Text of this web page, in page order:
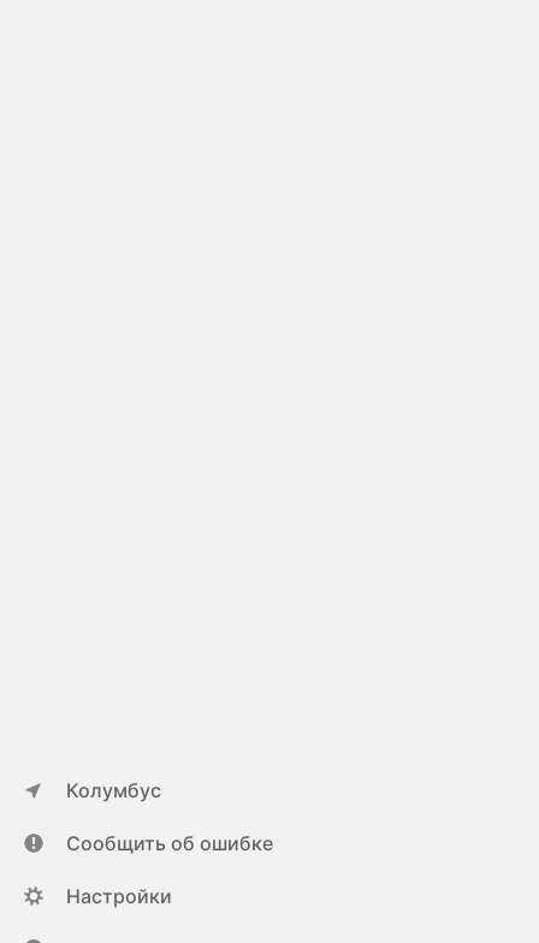
Колумбус
Сообщить об ошибке
Настройки